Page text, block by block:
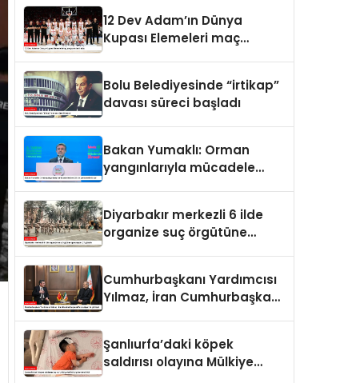
takdim etti
12 Dev Adam’ın Dünya
Kupası Elemeleri maç
Bolu Belediyesinde “irtikap”
davası süreci başladı
Bakan Yumaklı: Orman
yangınlarıyla mücadele
Diyarbakır merkezli 6 ilde
organize suç örgütüne
Cumhurbaşkanı Yardımcısı
Yılmaz, İran Cumhurbaşkanı
Şanlıurfa’daki köpek
saldırısı olayına Mülkiye